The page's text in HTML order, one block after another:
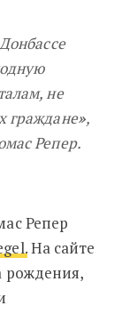
не
граждане»,
Репер.
Репер
На сайте
рождения,